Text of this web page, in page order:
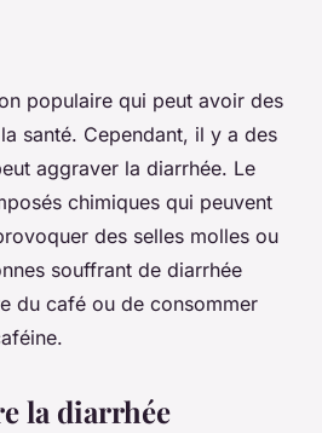
populaire qui peut avoir des
santé. Cependant, il y a des
aggraver la diarrhée. Le
chimiques qui peuvent
des selles molles ou
souffrant de diarrhée
du café ou de consommer
la diarrhée